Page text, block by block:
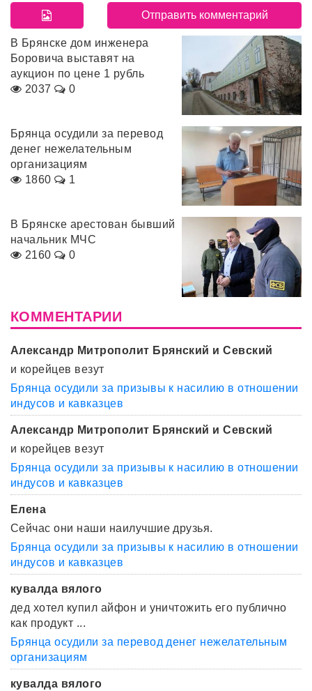
В Брянске дом инженера
Боровича выставят на
аукцион по цене 1 рубль
2037
0
Брянца осудили за перевод
денег нежелательным
организациям
1860
1
В Брянске арестован бывший
начальник МЧС
2160
0
КОММЕНТАРИИ
Александр Митрополит Брянский и Севский
и корейцев везут
Брянца осудили за призывы к насилию в отношении
индусов и кавказцев
Александр Митрополит Брянский и Севский
и корейцев везут
Брянца осудили за призывы к насилию в отношении
индусов и кавказцев
Елена
Сейчас они наши наилучшие друзья.
Брянца осудили за призывы к насилию в отношении
индусов и кавказцев
кувалда вялого
дед хотел купил айфон и уничтожить его публично
как продукт ...
Брянца осудили за перевод денег нежелательным
организациям
кувалда вялого